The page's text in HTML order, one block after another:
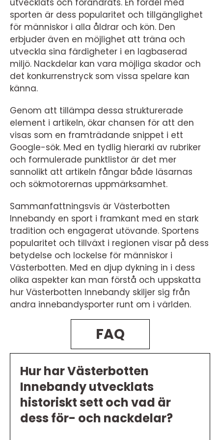
sporten är dess popularitet och tillgänglighet
för människor i alla åldrar och kön. Den
erbjuder även en möjlighet att träna och
utveckla sina färdigheter i en lagbaserad
miljö. Nackdelar kan vara möjliga skador och
det konkurrenstryck som vissa spelare kan
känna.
Genom att tillämpa dessa strukturerade
element i artikeln, ökar chansen för att den
visas som en framträdande snippet i ett
Google-sök. Med en tydlig hierarki av rubriker
och formulerade punktlistor är det mer
sannolikt att artikeln fångar både läsarnas
och sökmotorernas uppmärksamhet.
Sammanfattningsvis är Västerbotten
Innebandy en sport i framkant med en stark
tradition och engagerat utövande. Sportens
popularitet och tillväxt i regionen visar på dess
betydelse och lockelse för människor i
Västerbotten. Med en djup dykning in i dess
olika aspekter kan man förstå och uppskatta
hur Västerbotten Innebandy skiljer sig från
andra innebandysporter runt om i världen.
FAQ
Hur har Västerbotten
Innebandy utvecklats
historiskt sett och vad är
dess för- och nackdelar?